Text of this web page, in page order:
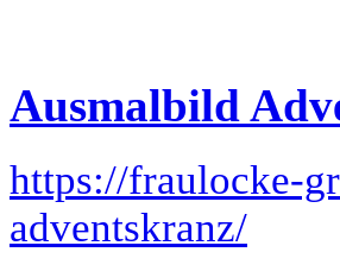
Ausmalbild
https://fraulocke-
adventskranz/